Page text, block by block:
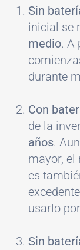
Sin
inicial se
medio. A
durante
Con
de la
años.
mayor, el
es
usarlo
Sin